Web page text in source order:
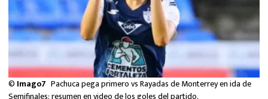
LIGA MX
NFL
© Imago7 Pachuca pega primero vs Rayadas de Monterrey en ida de
Semifinales: resumen en video de los goles del partido.